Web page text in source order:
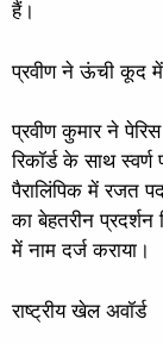
हैं।
प्रवीण ने ऊंची कूद में
प्रवीण कुमार ने
रिकॉर्ड के साथ
पैरालिंपिक में रजत
का बेहतरीन
में नाम दर्ज कराया।
राष्ट्रीय खेल अवॉर्ड